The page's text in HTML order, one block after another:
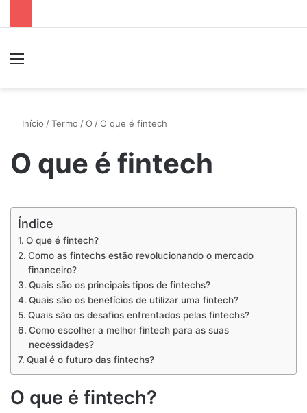
Início /Termo /O /O que é fintech
O que é fintech
Índice
O que é fintech?
Como as fintechs estão revolucionando o mercado
financeiro?
Quais são os principais tipos de fintechs?
Quais são os benefícios de utilizar uma fintech?
Quais são os desafios enfrentados pelas fintechs?
Como escolher a melhor fintech para as suas
necessidades?
Qual é o futuro das fintechs?
O que é fintech?